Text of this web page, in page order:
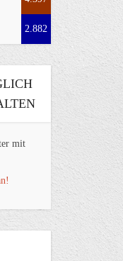
2.882
mit